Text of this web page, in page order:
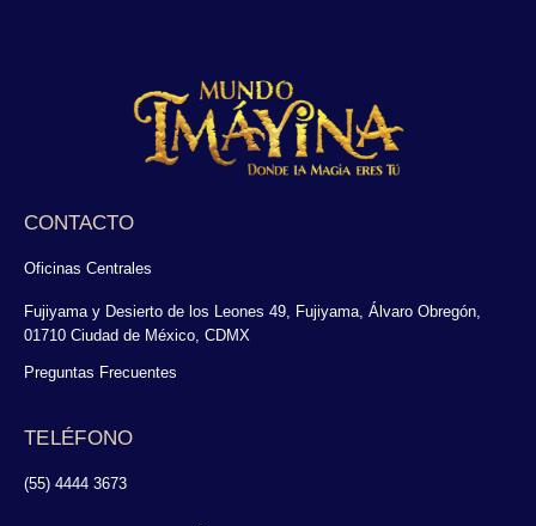
CONTACTO
Oficinas Centrales
Fujiyama y Desierto de los Leones 49, Fujiyama, Álvaro Obregón,
01710 Ciudad de México, CDMX
Preguntas Frecuentes
TELÉFONO
(55) 4444 3673